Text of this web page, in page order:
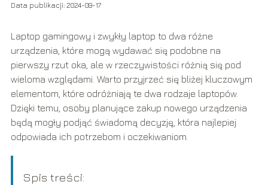
Data publikacji: 2024-09-17
Laptop gamingowy i zwykły laptop to dwa różne
urządzenia, które mogą wydawać się podobne na
pierwszy rzut oka, ale w rzeczywistości różnią się pod
wieloma względami. Warto przyjrzeć się bliżej kluczowym
elementom, które odróżniają te dwa rodzaje laptopów.
Dzięki temu, osoby planujące zakup nowego urządzenia
będą mogły podjąć świadomą decyzję, która najlepiej
odpowiada ich potrzebom i oczekiwaniom.
Spis treści: